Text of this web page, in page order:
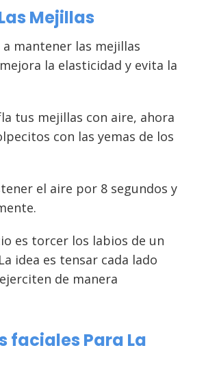
Mejillas
a mantener las mejillas
la elasticidad y evita la
tus mejillas con aire, ahora
con las yemas de los
el aire por 8 segundos y
es torcer los labios de un
idea es tensar cada lado
de manera
faciales Para La